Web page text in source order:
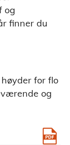
og
finner du
for flo
og